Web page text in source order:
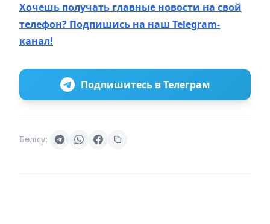
Хочешь получать главные новости на свой
телефон? Подпишись на наш Telegram-
канал!
Подпишитесь в Телеграм
Бөлісу: